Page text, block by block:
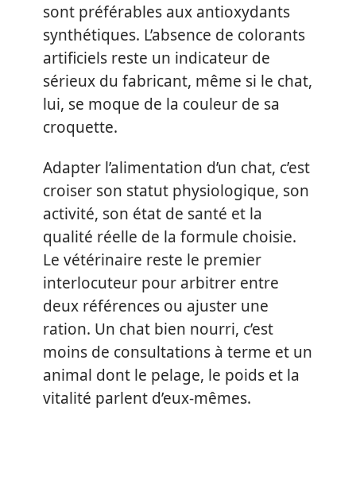
sont préférables aux antioxydants
synthétiques. L’absence de colorants
artificiels reste un indicateur de
sérieux du fabricant, même si le chat,
lui, se moque de la couleur de sa
croquette.
Adapter l’alimentation d’un chat, c’est
croiser son statut physiologique, son
activité, son état de santé et la
qualité réelle de la formule choisie.
Le vétérinaire reste le premier
interlocuteur pour arbitrer entre
deux références ou ajuster une
ration. Un chat bien nourri, c’est
moins de consultations à terme et un
animal dont le pelage, le poids et la
vitalité parlent d’eux-mêmes.